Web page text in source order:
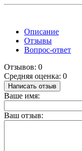
Описание
Отзывы
Вопрос-ответ
Отзывов: 0
Средняя оценка: 0
Написать отзыв
Ваше имя:
Ваш отзыв: